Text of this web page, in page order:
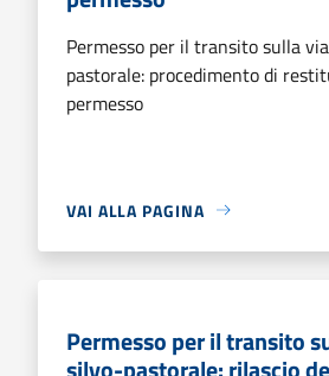
Permesso per il transito sulla
pastorale: procedimento di
permesso
VAI ALLA PAGINA
Permesso per il transito